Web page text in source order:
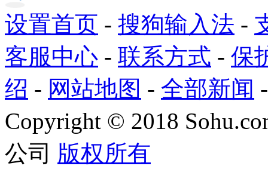
设置首页 - 搜狗输入法 -
客服中心 - 联系方式 - 保
绍 - 网站地图 - 全部新闻
Copyright © 2018
公司 版权所有